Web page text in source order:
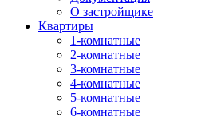
О застройщике
Квартиры
1-комнатные
2-комнатные
3-комнатные
4-комнатные
5-комнатные
6-комнатные